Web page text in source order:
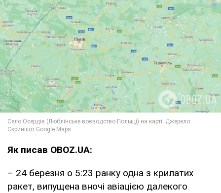
Як писав OBOZ.UA:
– 24 березня о 5:23 ранку одна з крилатих
ракет, випущена вночі авіацією далекого